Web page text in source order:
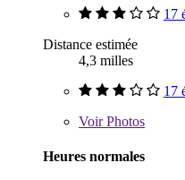
17
Distance estimée
4,3 milles
17
VoirPhotos
Heures normales